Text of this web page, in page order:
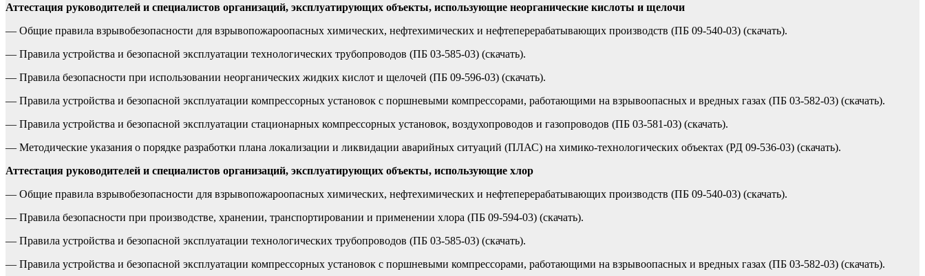
Аттестация руководителей и специалистов организаций, эксплуатирующих объекты, использующие неорганические кислоты и щелочи
— Общие правила взрывобезопасности для взрывопожароопасных химических, нефтехимических и нефтеперерабатывающих производств (ПБ 09-540-03) (скачать).
— Правила устройства и безопасной эксплуатации технологических трубопроводов (ПБ 03-585-03) (скачать).
— Правила безопасности при использовании неорганических жидких кислот и щелочей (ПБ 09-596-03) (скачать).
— Правила устройства и безопасной эксплуатации компрессорных установок с поршневыми компрессорами, работающими на взрывоопасных и вредных газах (ПБ 03-582-03) (скачать).
— Правила устройства и безопасной эксплуатации стационарных компрессорных установок, воздухопроводов и газопроводов (ПБ 03-581-03) (скачать).
— Методические указания о порядке разработки плана локализации и ликвидации аварийных ситуаций (ПЛАС) на химико-технологических объектах (РД 09-536-03) (скачать).
Аттестация руководителей и специалистов организаций, эксплуатирующих объекты, использующие хлор
— Общие правила взрывобезопасности для взрывопожароопасных химических, нефтехимических и нефтеперерабатывающих производств (ПБ 09-540-03) (скачать).
— Правила безопасности при производстве, хранении, транспортировании и применении хлора (ПБ 09-594-03) (скачать).
— Правила устройства и безопасной эксплуатации технологических трубопроводов (ПБ 03-585-03) (скачать).
— Правила устройства и безопасной эксплуатации компрессорных установок с поршневыми компрессорами, работающими на взрывоопасных и вредных газах (ПБ 03-582-03) (скачать).